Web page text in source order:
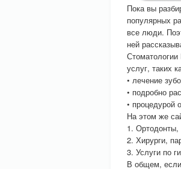
Пока вы
популярных
все люди.
ней
услуг, таких
• лечение
• подробно
• процедурой
На этом же
1. Ортодонты,
2. Хирурги,
3. Услуги по
В общем, если